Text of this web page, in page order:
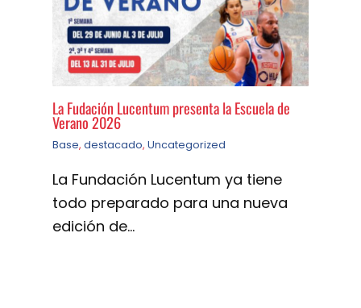
La Fudación Lucentum presenta la Escuela de
Verano 2026
Base, destacado, Uncategorized
La Fundación Lucentum ya tiene
todo preparado para una nueva
edición de…